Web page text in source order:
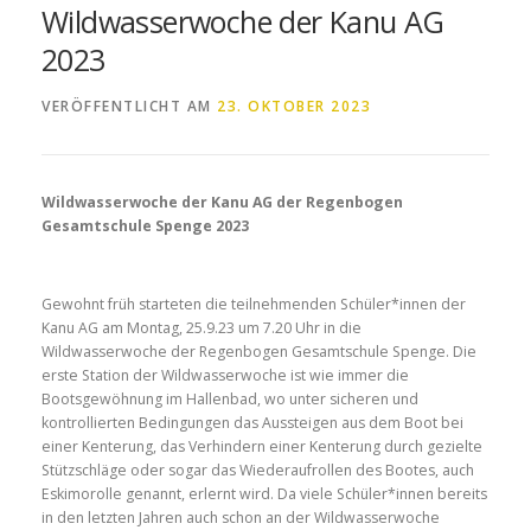
Wildwasserwoche der Kanu AG
2023
VERÖFFENTLICHT AM 23. OKTOBER 2023
Wildwasserwoche der Kanu AG der Regenbogen
Gesamtschule Spenge 2023
Gewohnt früh starteten die teilnehmenden Schüler*innen der
Kanu AG am Montag, 25.9.23 um 7.20 Uhr in die
Wildwasserwoche der Regenbogen Gesamtschule Spenge. Die
erste Station der Wildwasserwoche ist wie immer die
Bootsgewöhnung im Hallenbad, wo unter sicheren und
kontrollierten Bedingungen das Aussteigen aus dem Boot bei
einer Kenterung, das Verhindern einer Kenterung durch gezielte
Stützschläge oder sogar das Wiederaufrollen des Bootes, auch
Eskimorolle genannt, erlernt wird. Da viele Schüler*innen bereits
in den letzten Jahren auch schon an der Wildwasserwoche